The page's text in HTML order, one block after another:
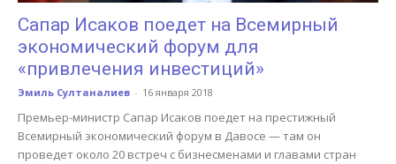
Сапар Исаков поедет на Всемирный
экономический форум для
«привлечения инвестиций»
Эмиль Султаналиев - 16 января 2018
Премьер-министр Сапар Исаков поедет на престижный
Всемирный экономический форум в Давосе — там он
проведет около 20 встреч с бизнесменами и главами стран